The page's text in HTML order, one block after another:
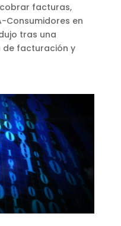
cobrar facturas,
Consumidores en
tras una
de facturación y